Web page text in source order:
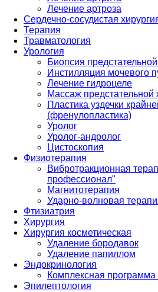
Лечение артроза
Сердечно-сосудистая
Терапия
Травматология
Урология
Биопсия
Инстилляция мочевого
Лечение гидроцеле
Массаж предстательной
Пластика уздечки
(френулопластика)
Уролог
Уролог-андролог
Цистоскопия
Физиотерапия
Вибротракционная
профессионал"
Магнитотерапия
Ударно-волновая
Фтизиатрия
Хирургия
Хирургия косметическая
Удаление бородавок
Удаление папиллом
Эндокринология
Комплексная
Эпилептология